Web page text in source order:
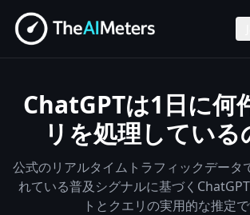
ChatGPTは1日に何
リを処理している
公式のリアルタイムトラフィックデータ
れている普及シグナルに基づく
トとクエリの実用的な推定で